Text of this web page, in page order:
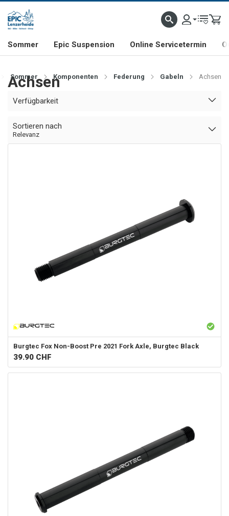
& FREERIDE-SPEZIALIST SCHWEIZER FIRMA SHOP & SHOWROOM IN
Sommer Epic Suspension Online Servicetermin
Sommer Komponenten Federung Gabeln Achsen
Achsen
Verfügbarkeit
Sortieren nach
Relevanz
Burgtec Fox Non-Boost Pre 2021 Fork Axle, Burgtec Black
39.90 CHF